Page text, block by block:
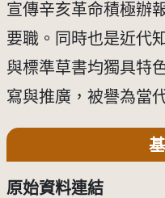
宣傳辛亥革命積極辦
要職。同時也是近代
與標準草書均獨具特
寫與推廣，被譽為當
原始資料連結